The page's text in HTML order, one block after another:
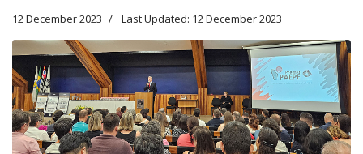
12 December 2023 Last Updated: 12 December 2023